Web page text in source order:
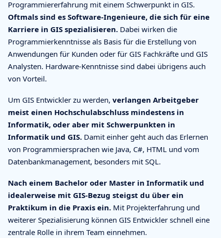
Programmiererfahrung mit einem Schwerpunkt in GIS.
Oftmals sind es Software-Ingenieure, die sich für eine
Karriere in GIS spezialisieren. Dabei wirken die
Programmierkenntnisse als Basis für die Erstellung von
Anwendungen für Kunden oder für GIS Fachkräfte und GIS
Analysten. Hardware-Kenntnisse sind dabei übrigens auch
von Vorteil.
Um GIS Entwickler zu werden, verlangen Arbeitgeber
meist einen Hochschulabschluss mindestens in
Informatik, oder aber mit Schwerpunkten in
Informatik und GIS. Damit einher geht auch das Erlernen
von Programmiersprachen wie Java, C#, HTML und vom
Datenbankmanagement, besonders mit SQL.
Nach einem Bachelor oder Master in Informatik und
idealerweise mit GIS-Bezug steigst du über ein
Praktikum in die Praxis ein. Mit Projekterfahrung und
weiterer Spezialisierung können GIS Entwickler schnell eine
zentrale Rolle in ihrem Team einnehmen.